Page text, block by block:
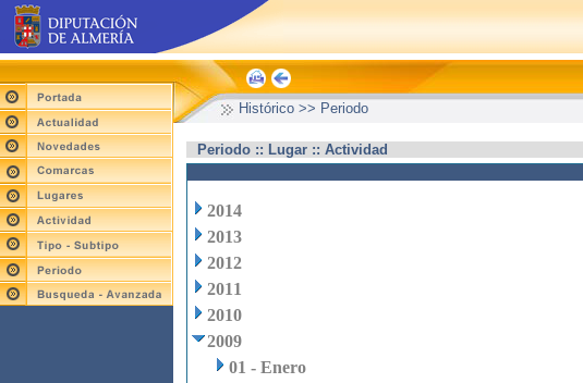
Histórico >> Periodo
Periodo :: Lugar :: Actividad
2014
2013
2012
2011
2010
2009
01 - Enero